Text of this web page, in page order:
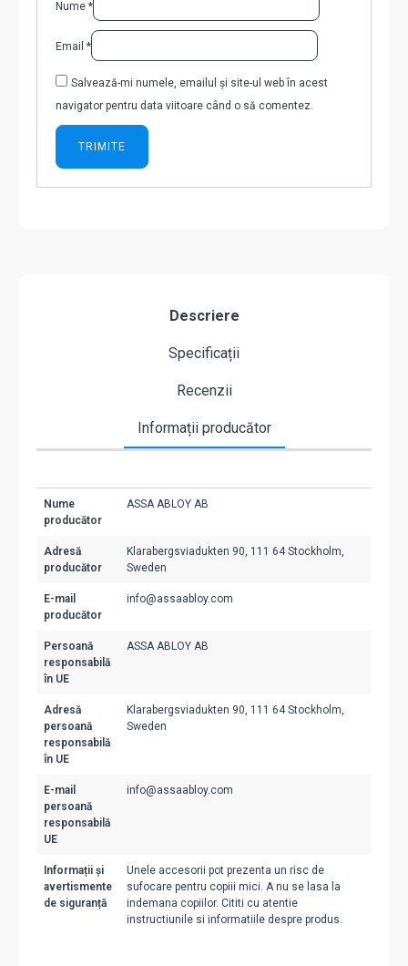
Nume *
Email *
Salvează-mi numele, emailul și site-ul web în acest
navigator pentru data viitoare când o să comentez.
Descriere
Specificații
Recenzii
Informații producător
Nume
producător
ASSA ABLOY AB
Adresă
producător
Klarabergsviadukten 90, 111 64 Stockholm,
Sweden
E-mail
producător
info@assaabloy.com
Persoană
responsabilă
în UE
ASSA ABLOY AB
Adresă
persoană
responsabilă
în UE
Klarabergsviadukten 90, 111 64 Stockholm,
Sweden
E-mail
persoană
responsabilă
UE
info@assaabloy.com
Informații și
avertismente
de siguranță
Unele accesorii pot prezenta un risc de
sufocare pentru copiii mici. A nu se lasa la
indemana copiilor. Cititi cu atentie
instructiunile si informatiile despre produs.